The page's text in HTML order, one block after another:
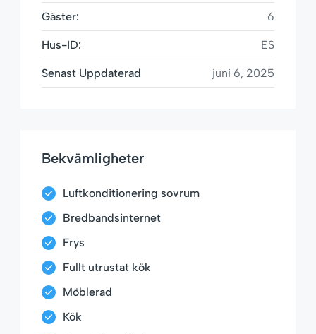
Gäster: 6
Hus-ID: ES
Senast Uppdaterad juni 6, 2025
Bekvämligheter
Luftkonditionering sovrum
Bredbandsinternet
Frys
Fullt utrustat kök
Möblerad
Kök